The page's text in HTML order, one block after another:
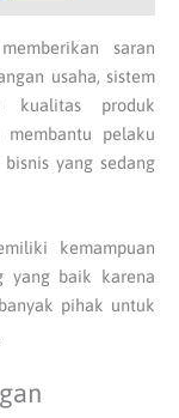
saran
usaha, sistem
kualitas produk
pelaku
yang sedang
kemampuan
yang baik karena
pihak untuk